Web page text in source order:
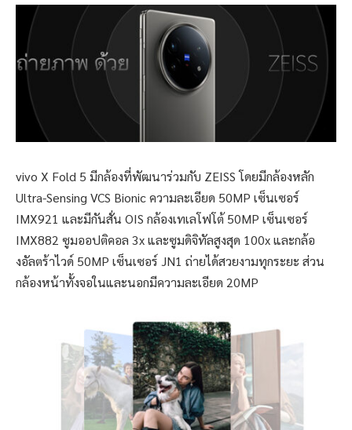
vivo X Fold 5 มีกล้องที่พัฒนาร่วมกับ ZEISS โดยมีกล้องหลัก
Ultra-Sensing VCS Bionic ความละเอียด 50MP เซ็นเซอร์
IMX921 และมีกันสั่น OIS กล้องเทเลโฟโต้ 50MP เซ็นเซอร์
IMX882 ซูมออปติคอล 3x และซูมดิจิทัลสูงสุด 100x และกล้อ
งอัลตร้าไวด์ 50MP เซ็นเซอร์ JN1 ถ่ายได้สวยงามทุกระยะ ส่วน
กล้องหน้าทั้งจอในและนอกมีความละเอียด 20MP